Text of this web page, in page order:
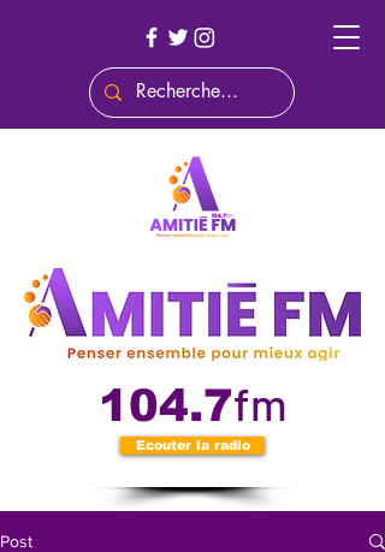
104.7fm
Ecouter la radio
Post